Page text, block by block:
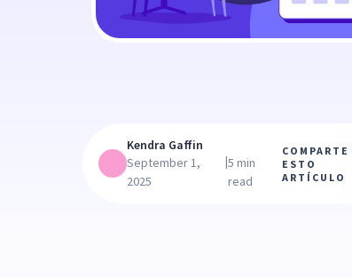
Kendra Gaffin
September 1,
2025
|5 min
read
COMPARTE
ESTO
ARTÍCULO